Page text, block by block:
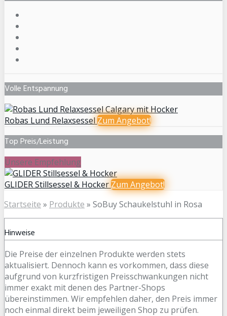
Volle Entspannung
Robas Lund RelaxsesselZum Angebot!
Top Preis/Leistung
Unsere Empfehlung
GLIDER Stillsessel & HockerZum Angebot!
Startseite » Produkte » SoBuy Schaukelstuhl in Rosa
Hinweise
Die Preise der einzelnen Produkte werden stets
aktualisiert. Dennoch kann es vorkommen, dass diese
aufgrund von kurzfristigen Preisschwankungen nicht
immer exakt mit denen des Partner-Shops
übereinstimmen. Wir empfehlen daher, den Preis immer
noch einmal direkt beim jeweiligen Shop zu prüfen.